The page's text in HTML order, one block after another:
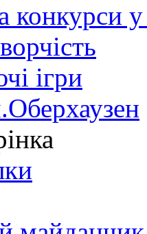
конкурси у
ігри